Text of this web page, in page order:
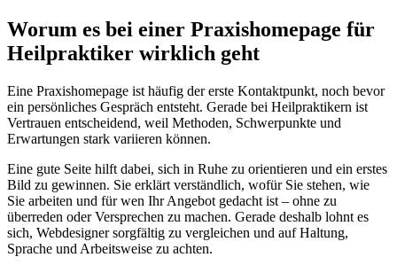
Worum es bei einer Praxishomepage für
Heilpraktiker wirklich geht
Eine Praxishomepage ist häufig der erste Kontaktpunkt, noch bevor
ein persönliches Gespräch entsteht. Gerade bei Heilpraktikern ist
Vertrauen entscheidend, weil Methoden, Schwerpunkte und
Erwartungen stark variieren können.
Eine gute Seite hilft dabei, sich in Ruhe zu orientieren und ein erstes
Bild zu gewinnen. Sie erklärt verständlich, wofür Sie stehen, wie
Sie arbeiten und für wen Ihr Angebot gedacht ist – ohne zu
überreden oder Versprechen zu machen. Gerade deshalb lohnt es
sich, Webdesigner sorgfältig zu vergleichen und auf Haltung,
Sprache und Arbeits­weise zu achten.